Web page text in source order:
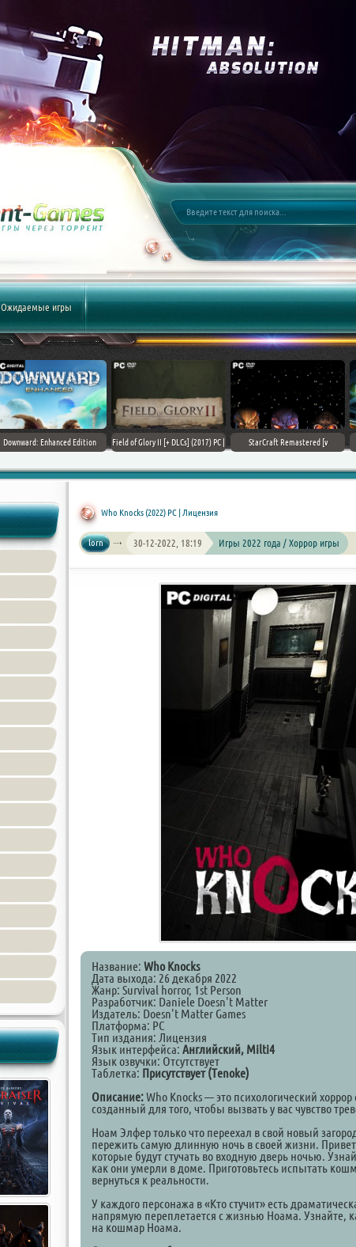
Ожидаемые игры
Downward: Enhanced Edition
Field of Glory II [+ DLCs] (2017) PC |
StarCraft Remastered [v
Who Knocks (2022) PC | Лицензия
lorn 30-12-2022, 18:19 Игры 2022 года / Хоррор игры
Название: Who Knocks
Дата выхода: 26 декабря 2022
Жанр: Survival horror, 1st Person
Разработчик: Daniele Doesn't Matter
Издатель: Doesn't Matter Games
Платформа: PC
Тип издания: Лицензия
Язык интерфейса: Английский, Milti4
Язык озвучки: Отсутствует
Таблетка: Присутствует (Tenoke)
Описание:Who Knocks — это психологический хоррор
созданный для того, чтобы вызвать у вас чувство
Ноам Элфер только что переехал в свой новый
пережить самую длинную ночь в своей жизни.
которые будут стучать во входную дверь ночью.
как они умерли в доме. Приготовьтесь испытать
вернуться к реальности.
У каждого персонажа в «Кто стучит» есть
напрямую переплетается с жизнью Ноама. Узнайте,
на кошмар Ноама.